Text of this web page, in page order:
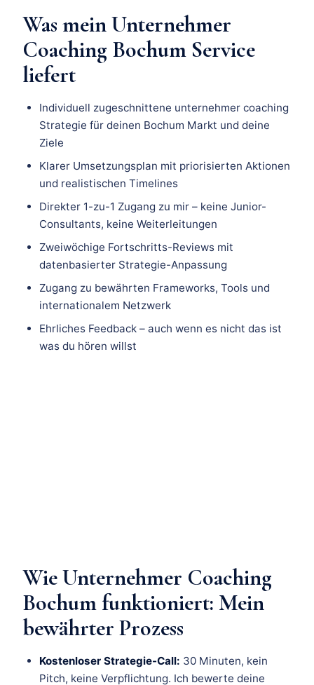
Was mein Unternehmer
Coaching Bochum Service
liefert
Individuell zugeschnittene unternehmer coaching
Strategie für deinen Bochum Markt und deine
Ziele
Klarer Umsetzungsplan mit priorisierten Aktionen
und realistischen Timelines
Direkter 1-zu-1 Zugang zu mir – keine Junior-
Consultants, keine Weiterleitungen
Zweiwöchige Fortschritts-Reviews mit
datenbasierter Strategie-Anpassung
Zugang zu bewährten Frameworks, Tools und
internationalem Netzwerk
Ehrliches Feedback – auch wenn es nicht das ist
was du hören willst
Wie Unternehmer Coaching
Bochum funktioniert: Mein
bewährter Prozess
Kostenloser Strategie-Call: 30 Minuten, kein
Pitch, keine Verpflichtung. Ich bewerte deine